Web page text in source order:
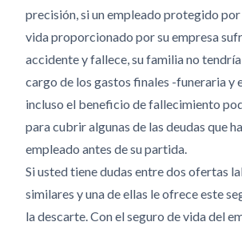
precisión, si un empleado protegido por
vida proporcionado por su empresa
accidente y fallece, su familia no
cargo de los gastos finales -funeraria y
incluso el beneficio de fallecimiento
para cubrir algunas de las deudas que
empleado antes de su partida.
Si usted tiene dudas entre dos ofertas
similares y una de ellas le ofrece este
la descarte. Con el seguro de vida del